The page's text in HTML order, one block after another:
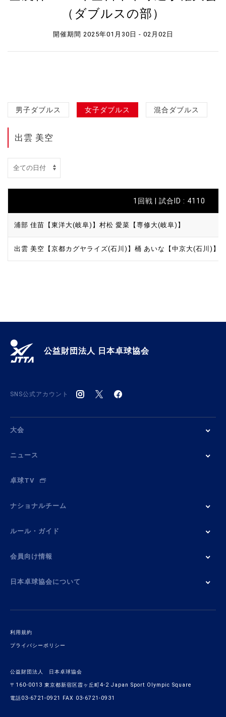
（ダブルスの部）
開催期間 2025年01月30日 - 02月02日
男子ダブルス 女子ダブルス 混合ダブルス
出雲 美空
1回戦 | 試合ID : 4110
浦部 佳苗【東洋大(岐阜)】 村松 愛菜【専修大(岐阜)】
出雲 美空【京都カグヤライズ(石川)】 桶 あいな【中京大(石川)】
公益財団法人 日本卓球協会
SNS公式アカウント
大会
ニュース
卓球TV
ナショナルチーム
ルール・ガイド
会員向け情報
日本卓球協会について
利用規約
プライバシーポリシー
公益財団法人 日本卓球協会
〒160-0013 東京都新宿区霞ヶ丘町4-2 Japan Sport Olympic Square
電話03-6721-0921 FAX 03-6721-0931